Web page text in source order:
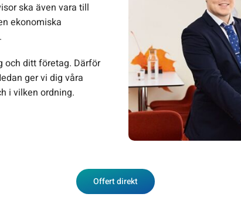
ska även vara till
ekonomiska
och ditt företag. Därför
ger vi dig våra
i vilken ordning.
Offert direkt